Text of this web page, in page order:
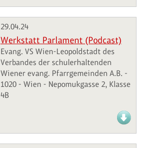
29.04.24
Werkstatt Parlament (Podcast)
Evang. VS Wien-Leopoldstadt des
Verbandes der schulerhaltenden
Wiener evang. Pfarrgemeinden A.B. -
1020 - Wien - Nepomukgasse 2, Klasse
4B